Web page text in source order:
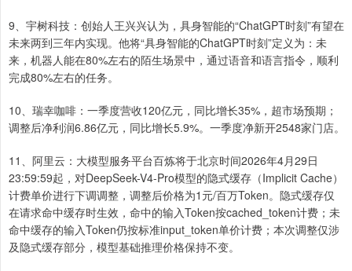
9、宇树科技：创始人王兴兴认为，具身智能的“ChatGPT时刻”有望在
未来两到三年内实现。他将“具身智能的ChatGPT时刻”定义为：未
来，机器人能在80%左右的陌生场景中，通过语音和语言指令，顺利
完成80%左右的任务。
10、瑞幸咖啡：一季度营收120亿元，同比增长35%，超市场预期；
调整后净利润6.86亿元，同比增长5.9%。一季度净新开2548家门店。
11、阿里云：大模型服务平台百炼将于北京时间2026年4月29日
23:59:59起，对DeepSeek-V4-Pro模型的隐式缓存（Implicit Cache）
计费单价进行下调调整，调整后价格为1元/百万Token。隐式缓存仅
在请求命中缓存时生效，命中的输入Token按cached_token计费；未
命中缓存的输入Token仍按标准input_token单价计费；本次调整仅涉
及隐式缓存部分，模型基础推理价格保持不变。